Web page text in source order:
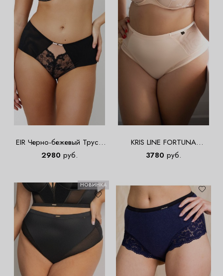
EIR Черно-бежевый Трусы
высокие
2980 руб.
KRIS LINE FORTUNA
COMFORT Briefsmidlight
3780 руб.
НОВИНКА